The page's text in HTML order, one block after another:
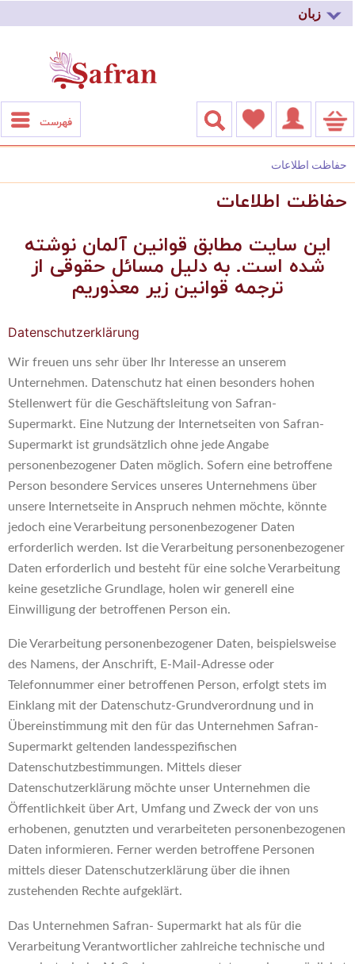
زبان
فهرست
حفاظت اطلاعات
حفاظت اطلاعات
این سایت مطابق قوانین آلمان نوشته
شده است. به دلیل مسائل حقوقی از
ترجمه قوانین زیر معذوریم
Datenschutzerklärung
Wir freuen uns sehr über Ihr Interesse an unserem
Unternehmen. Datenschutz hat einen besonders hohen
Stellenwert für die Geschäftsleitung von Safran-
Supermarkt. Eine Nutzung der Internetseiten von Safran-
Supermarkt ist grundsätzlich ohne jede Angabe
personenbezogener Daten möglich. Sofern eine betroffene
Person besondere Services unseres Unternehmens über
unsere Internetseite in Anspruch nehmen möchte, könnte
jedoch eine Verarbeitung personenbezogener Daten
erforderlich werden. Ist die Verarbeitung personenbezogener
Daten erforderlich und besteht für eine solche Verarbeitung
keine gesetzliche Grundlage, holen wir generell eine
Einwilligung der betroffenen Person ein.
Die Verarbeitung personenbezogener Daten, beispielsweise
des Namens, der Anschrift, E-Mail-Adresse oder
Telefonnummer einer betroffenen Person, erfolgt stets im
Einklang mit der Datenschutz-Grundverordnung und in
Übereinstimmung mit den für das Unternehmen Safran-
Supermarkt geltenden landesspezifischen
Datenschutzbestimmungen. Mittels dieser
Datenschutzerklärung möchte unser Unternehmen die
Öffentlichkeit über Art, Umfang und Zweck der von uns
erhobenen, genutzten und verarbeiteten personenbezogenen
Daten informieren. Ferner werden betroffene Personen
mittels dieser Datenschutzerklärung über die ihnen
zustehenden Rechte aufgeklärt.
Das Unternehmen Safran- Supermarkt hat als für die
Verarbeitung Verantwortlicher zahlreiche technische und